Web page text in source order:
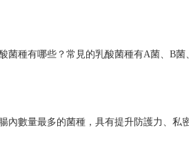
菌種有哪些？常見的乳酸菌種有A菌、B
內數量最多的菌種，具有提升防護力、私